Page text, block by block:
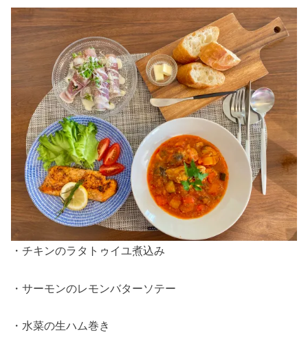
・チキンのラタトゥイユ煮込み
・サーモンのレモンバターソテー
・水菜の生ハム巻き